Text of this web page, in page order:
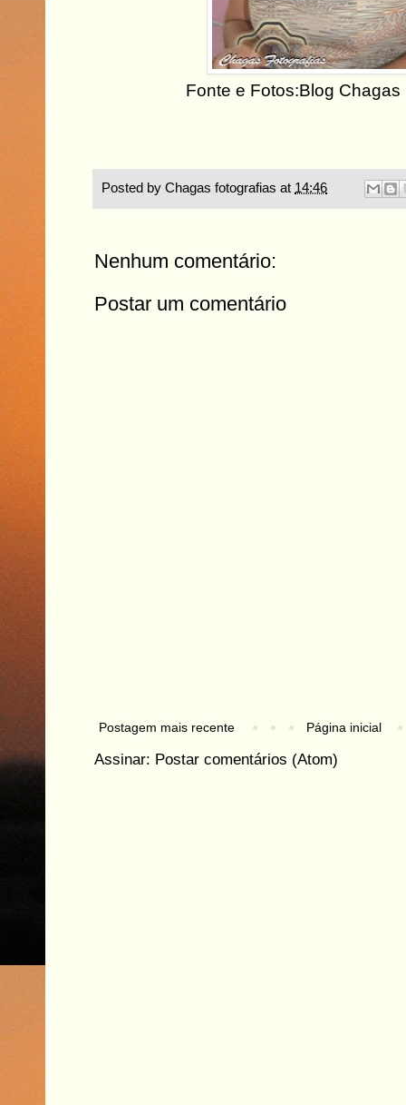
Fonte e Fotos:Blog Chagas
Posted by Chagas fotografias at 14:46
Nenhum comentário:
Postar um comentário
Postagem mais recente Página inicial
Assinar: Postar comentários (Atom)